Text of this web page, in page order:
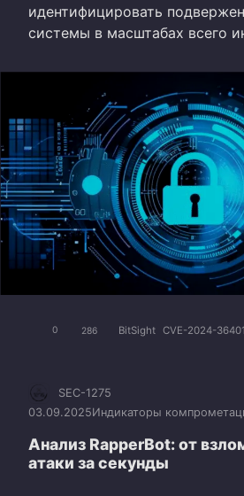
идентифицировать
системы в масштабах всего
0 286 BitSight CVE-2024-36401
SEC-1275
03.09.2025Индикаторы
Анализ RapperBot: от
атаки за секунды